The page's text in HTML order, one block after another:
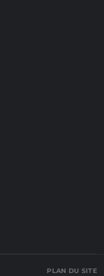
PLAN DU SITE